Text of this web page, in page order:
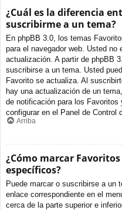
¿Cuál es la diferencia
suscribirme a un tema?
En phpBB 3.0, los temas
para el navegador web. Usted no
actualización. A partir de phpBB
suscribirse a un tema. Usted
Favorito se actualiza. Al
hay una actualización de un
de notificación para los
configurar en el Panel de Control
Arriba
¿Cómo marcar
específicos?
Puede marcar o suscribirse a un
enlace correspondiente en el
cerca de la parte superior e